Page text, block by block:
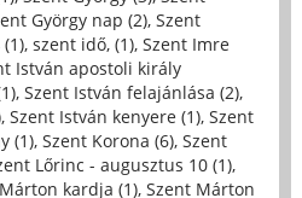
György nap (2), Szent
, szent idő, (1), Szent Imre
István apostoli király
, Szent István felajánlása (2),
, Szent István kenyere (1), Szent
(1), Szent Korona (6), Szent
Lőrinc - augusztus 10 (1),
kardja (1), Szent Márton